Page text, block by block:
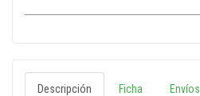
Descripción Ficha Envíos